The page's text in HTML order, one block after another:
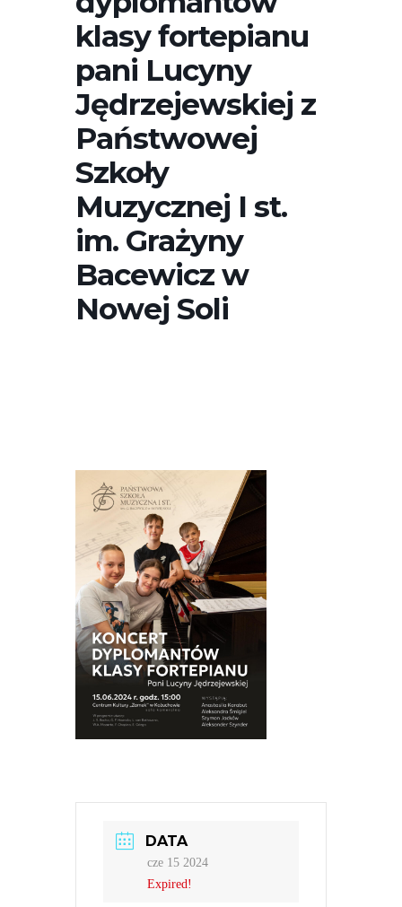
klasy fortepianu
pani Lucyny
Jędrzejewskiej z
Państwowej
Szkoły
Muzycznej I st.
im. Grażyny
Bacewicz w
Nowej Soli
DATA
cze 15 2024
Expired!